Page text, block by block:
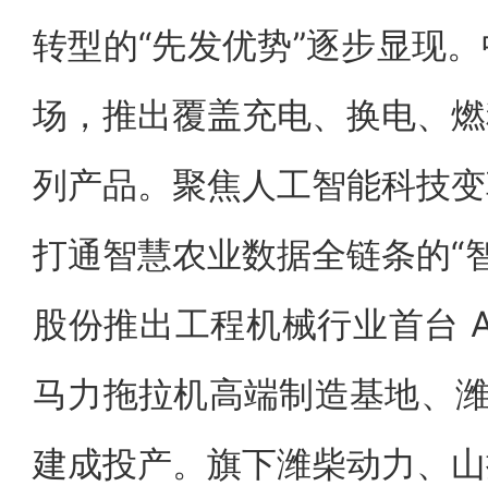
转型的“先发优势”逐步显现
场，推出覆盖充电、换电、
列产品。聚焦人工智能科技
打通智慧农业数据全链条的“
股份推出工程机械行业首台
马力拖拉机高端制造基地、
建成投产。旗下潍柴动力、